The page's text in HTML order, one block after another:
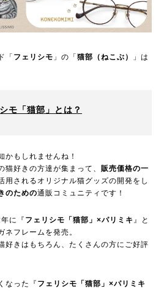
「 フェリシモ 」の「 猫部（ねこぶ）
」は
モ「猫部」とは？
かもしれませんね！
猫好きの方達が集まって、 販売価格の一
用されるオリジナル猫グッズの開発をし
のための通販コミュニティです！
に『 フェリシモ「猫部」×パリミキ 』と
ネフレームを発売。
好きはもちろん、たくさんの方にご好評
なった『 フェリシモ「猫部」×パリミキ